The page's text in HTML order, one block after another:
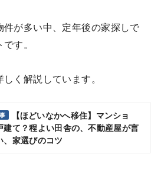
が多い中、定年後の家探しで
す。
く解説しています。
【ほどいなかへ移住】マンショ
建て？程よい田舎の、不動産屋が言
、家選びのコツ